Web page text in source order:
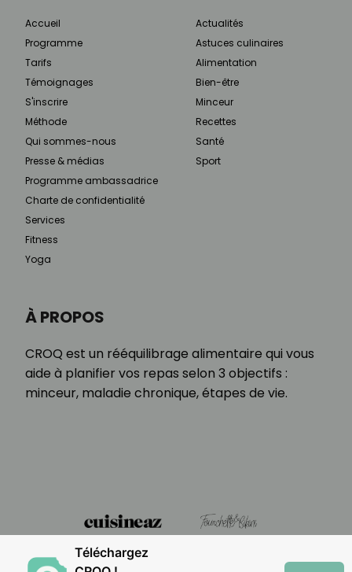
À PROPOS
CROQ est un rééquilibrage alimentaire qui vous
aide à planifier vos repas selon 3 objectifs :
minceur, maladie chronique, étapes de vie.
Accueil
Programme
Tarifs
Témoignages
S'inscrire
Méthode
Qui sommes-nous
Presse & médias
Programme ambassadrice
Charte de confidentialité
Services
Fitness
Yoga
Actualités
Astuces culinaires
Alimentation
Bien-être
Minceur
Recettes
Santé
Sport
Téléchargez